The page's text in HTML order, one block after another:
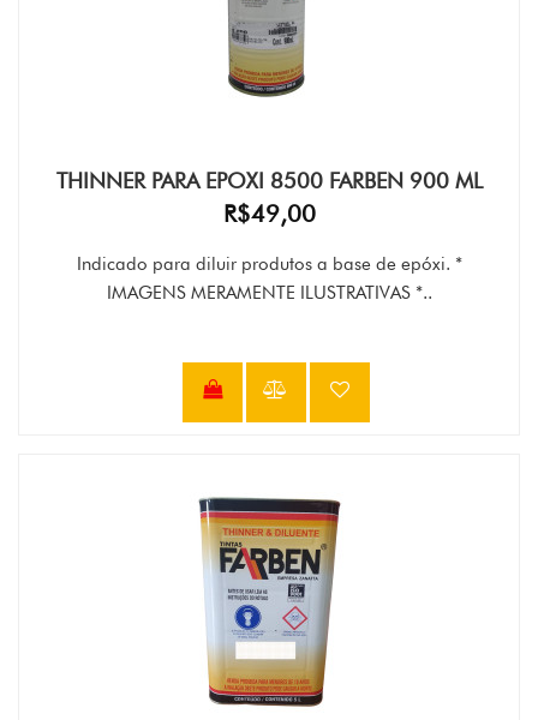
THINNER PARA EPOXI 8500 FARBEN 900 ML
R$49,00
Indicado para diluir produtos a base de epóxi. *
IMAGENS MERAMENTE ILUSTRATIVAS *..